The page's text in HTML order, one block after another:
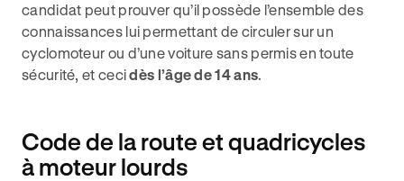
candidat peut prouver qu’il possède l’ensemble des
connaissances lui permettant de circuler sur un
cyclomoteur ou d’une voiture sans permis en toute
sécurité, et cecidès l’âge de 14 ans.
Code de la route et quadricycles
à moteur lourds